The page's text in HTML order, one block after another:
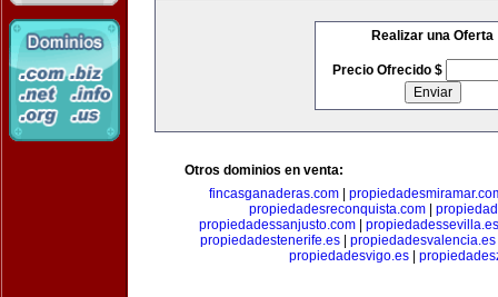
Realizar una Oferta
Precio Ofrecido $
Otros dominios en venta:
fincasganaderas.com
propiedadesreconquista.com
propiedadessanjusto.com| propiedadessevilla.es
propiedadestenerife.es| propiedadesvalencia.es
propiedadesvigo.es|